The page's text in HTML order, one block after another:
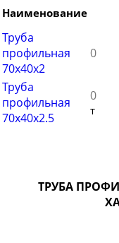
Труба
Труба
Труба
Труба
Труба
Труба
Труба
Наименование
Труба
профильная
70х40х2
Труба
профильная
70х40х2.5
т
ТРУБА